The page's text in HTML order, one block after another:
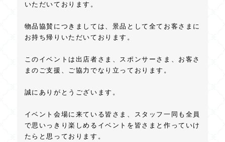
いただいております。
物品協賛につきましては、景品として全てお客さまに
お持ち帰りいただいております。
このイベントは出店者さま、スポンサーさま、お客さ
まのご支援、ご協力でなり立っております。
誠にありがとうございます。
イベント会場に来ている皆さま、スタッフ一同も全員
で思いっきり楽しめるイベントを皆さまと作っていけ
たらと思っております。